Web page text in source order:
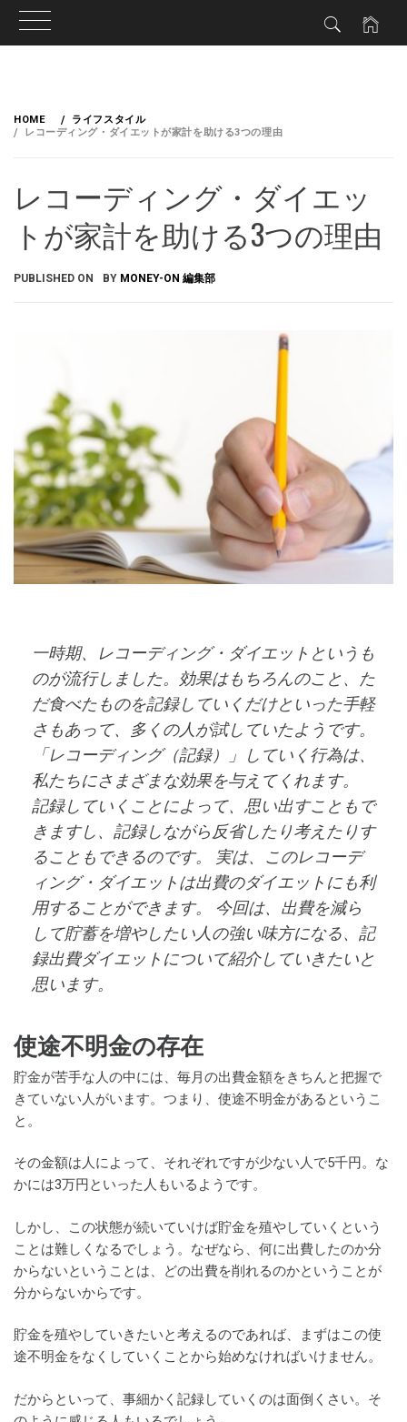
HOME
ライフスタイル
レコーディング・ダイエットが家計を助ける3つの理由
レコーディング・ダイエッ
トが家計を助ける3つの理由
PUBLISHED ON BY MONEY-ON 編集部
一時期、レコーディング・ダイエットというも
のが流行しました。効果はもちろんのこと、た
だ食べたものを記録していくだけといった手軽
さもあって、多くの人が試していたようです。
「レコーディング（記録）」していく行為は、
私たちにさまざまな効果を与えてくれます。
記録していくことによって、思い出すこともで
きますし、記録しながら反省したり考えたりす
ることもできるのです。 実は、このレコーデ
ィング・ダイエットは出費のダイエットにも利
用することができます。 今回は、出費を減ら
して貯蓄を増やしたい人の強い味方になる、記
録出費ダイエットについて紹介していきたいと
思います。
使途不明金の存在
貯金が苦手な人の中には、毎月の出費金額をきちんと把握で
きていない人がいます。つまり、使途不明金があるというこ
と。
その金額は人によって、それぞれですが少ない人で5千円。な
かには3万円といった人もいるようです。
しかし、この状態が続いていけば貯金を殖やしていくという
ことは難しくなるでしょう。なぜなら、何に出費したのか分
からないということは、どの出費を削れるのかということが
分からないからです。
貯金を殖やしていきたいと考えるのであれば、まずはこの使
途不明金をなくしていくことから始めなければいけません。
だからといって、事細かく記録していくのは面倒くさい。そ